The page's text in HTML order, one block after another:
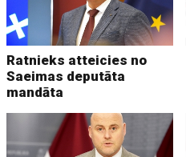
Ratnieks atteicies no
Saeimas deputāta
mandāta